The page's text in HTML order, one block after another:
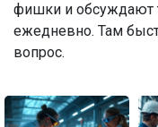
фишки и обсуждают
ежедневно. Там
вопрос.